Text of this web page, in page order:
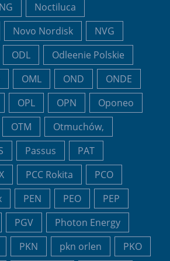
Noctiluca
Novo Nordisk
NVG
ODL
Odleenie Polskie
OML OND
ONDE
OPL OPN
Oponeo
OTM
Otmuchów,
Passus
PAT
PCC Rokita
PCO
PEN PEO
PEP
PGV
Photon Energy
PKN pkn orlen
PKO